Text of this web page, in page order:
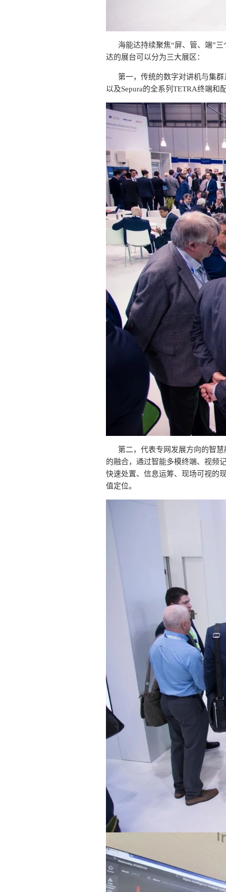
海能达持续聚焦“屏、管、端”
达的展台可以分为三大展区：
第一，传统的数字对讲机与集
以及Sepura的全系列TETRA终端
第二，代表专网发展方向的智
的融合，通过智能多模终端、视频
快速处置、信息运筹、现场可视的
值定位。